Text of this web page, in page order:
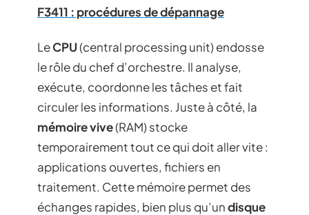
F3411 : procédures de dépannage
LeCPU(central processing unit) endosse
le rôle du chef d’orchestre. Il analyse,
exécute, coordonne les tâches et fait
circuler les informations. Juste à côté, la
mémoire vive(RAM) stocke
temporairement tout ce qui doit aller vite :
applications ouvertes, fichiers en
traitement. Cette mémoire permet des
échanges rapides, bien plus qu’undisque